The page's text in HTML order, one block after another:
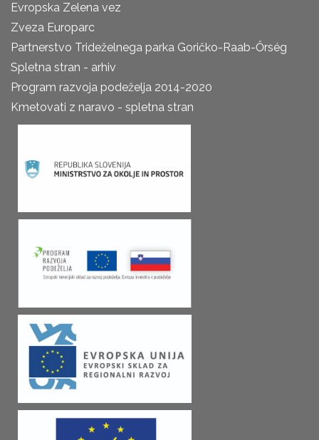
Evropska Zelena vez
Zveza Europarc
Partnerstvo Trideželnega parka Goričko-Raab-Őrség
Spletna stran - arhiv
Program razvoja podeželja 2014-2020
Kmetovati z naravo - spletna stran